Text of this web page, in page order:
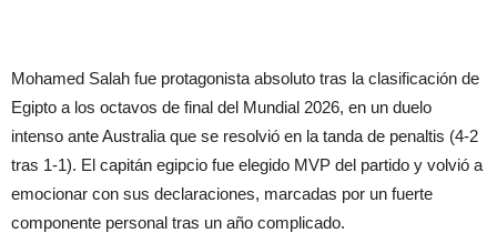
Mohamed Salah fue protagonista absoluto tras la clasificación de
Egipto a los octavos de final del Mundial 2026, en un duelo
intenso ante Australia que se resolvió en la tanda de penaltis (4-2
tras 1-1). El capitán egipcio fue elegido MVP del partido y volvió a
emocionar con sus declaraciones, marcadas por un fuerte
componente personal tras un año complicado.